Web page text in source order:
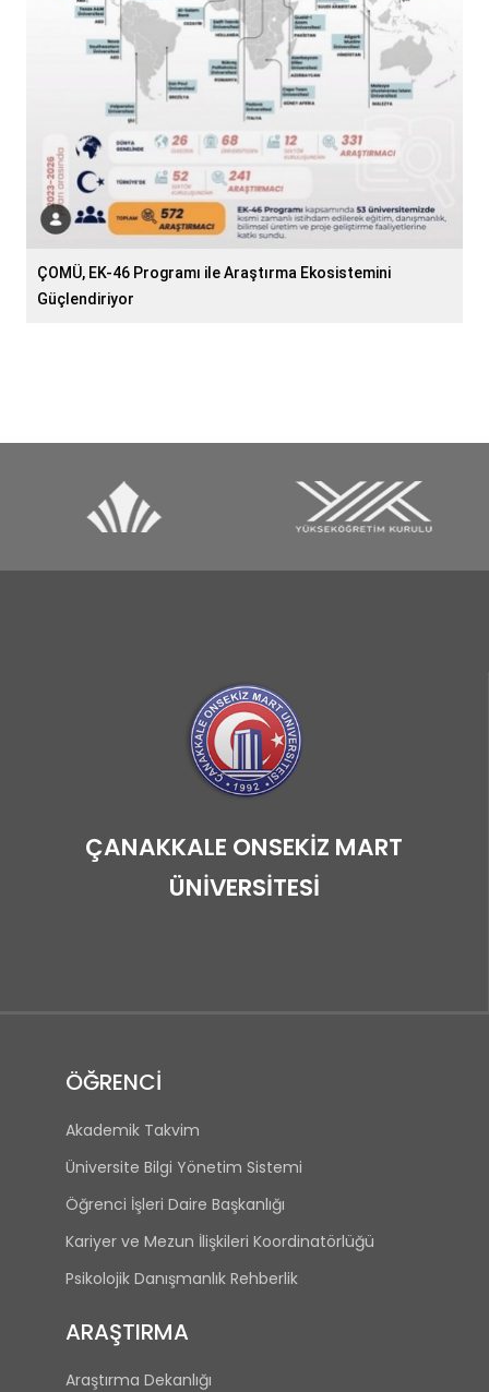
ÇOMÜ, EK-46 Programı ile Araştırma Ekosistemini
Güçlendiriyor
ÇANAKKALE ONSEKİZ MART
ÜNİVERSİTESİ
ÖĞRENCİ
Akademik Takvim
Üniversite Bilgi Yönetim Sistemi
Öğrenci İşleri Daire Başkanlığı
Kariyer ve Mezun İlişkileri Koordinatörlüğü
Psikolojik Danışmanlık Rehberlik
ARAŞTIRMA
Araştırma Dekanlığı